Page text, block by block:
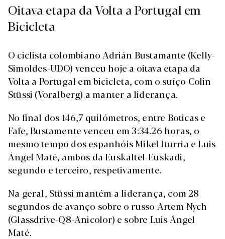
Oitava etapa da Volta a Portugal em
Bicicleta
O ciclista colombiano Adrián Bustamante (Kelly-
Simoldes-UDO) venceu hoje a oitava etapa da
Volta a Portugal em bicicleta, com o suíço Colin
Stüssi (Voralberg) a manter a liderança.
No final dos 146,7 quilómetros, entre Boticas e
Fafe, Bustamente venceu em 3:34.26 horas, o
mesmo tempo dos espanhóis Mikel Iturria e Luis
Ángel Maté, ambos da Euskaltel-Euskadi,
segundo e terceiro, respetivamente.
Na geral, Stüssi mantém a liderança, com 28
segundos de avanço sobre o russo Artem Nych
(Glassdrive-Q8-Anicolor) e sobre Luis Ángel
Maté.